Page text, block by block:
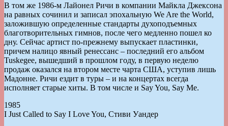
В том же 1986-м Лайонел Ричи в компании Майкла Джексона
на равных сочинил и записал эпохальную We Are the World,
заложившую определенные стандарты духоподъемных
благотворительных гимнов, после чего медленно пошел ко
дну. Сейчас артист по-прежнему выпускает пластинки,
причем налицо явный ренессанс – последний его альбом
Tuskegee, вышедший в прошлом году, в первую неделю
продаж оказался на втором месте чарта США, уступив лишь
Мадонне. Ричи ездит в туры – и на концертах всегда
исполняет старые хиты. В том числе и Say You, Say Me.
1985
I Just Called to Say I Love You, Стиви Уандер